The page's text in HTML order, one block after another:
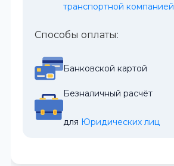
транспортной компанией
Способы оплаты:
Банковской картой
Безналичный расчёт
для Юридических лиц